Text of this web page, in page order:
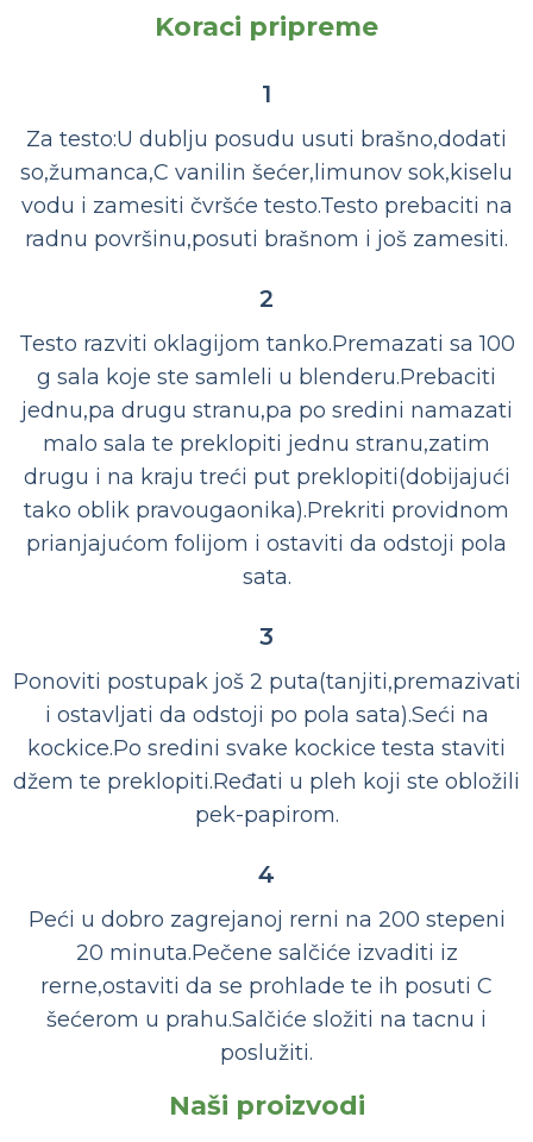
Koraci pripreme
1
Za testo:U dublju posudu usuti brašno,dodati
so,žumanca,C vanilin šećer,limunov sok,kiselu
vodu i zamesiti čvršće testo.Testo prebaciti na
radnu površinu,posuti brašnom i još zamesiti.
2
Testo razviti oklagijom tanko.Premazati sa 100
g sala koje ste samleli u blenderu.Prebaciti
jednu,pa drugu stranu,pa po sredini namazati
malo sala te preklopiti jednu stranu,zatim
drugu i na kraju treći put preklopiti(dobijajući
tako oblik pravougaonika).Prekriti providnom
prianjajućom folijom i ostaviti da odstoji pola
sata.
3
Ponoviti postupak još 2 puta(tanjiti,premazivati
i ostavljati da odstoji po pola sata).Seći na
kockice.Po sredini svake kockice testa staviti
džem te preklopiti.Ređati u pleh koji ste obložili
pek-papirom.
4
Peći u dobro zagrejanoj rerni na 200 stepeni
20 minuta.Pečene salčiće izvaditi iz
rerne,ostaviti da se prohlade te ih posuti C
šećerom u prahu.Salčiće složiti na tacnu i
poslužiti.
Naši proizvodi